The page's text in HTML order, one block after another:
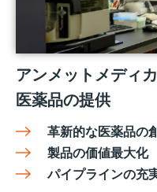
アンメットメディ
医薬品の提供
革新的な医薬品の
製品の価値最大化
パイプラインの充